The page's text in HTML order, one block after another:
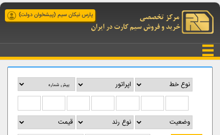
پارس نیکان سیم (پیشخوان دولت)